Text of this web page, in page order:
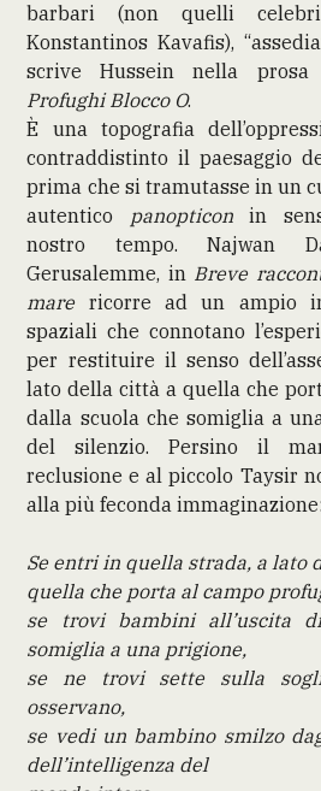
barbari (non quelli
Konstantinos Kavafis),
scrive Hussein nella
Profughi Blocco O.
È una topografia
contraddistinto il paesaggio
prima che si tramutasse in un
autentico
panopticonin
nostro tempo. Najwan
Gerusalemme, in Breve
mare ricorre ad un ampio
spaziali che connotano
per restituire il senso
lato della città a quella che
dalla scuola che somiglia a
del silenzio. Persino il
reclusione e al piccolo Taysir
alla più feconda immaginazione:
Se entri in quella strada, a lato
quella che porta al campo
se trovi bambini all’uscita
somiglia a una prigione,
se ne trovi sette sulla
osservano,
se vedi un bambino smilzo
dell’intelligenza del